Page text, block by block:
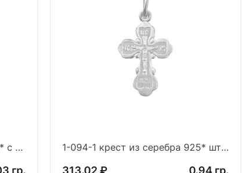
1-093-3 крест из серебра 925* с частичным чернен
гр.
1-094-1 крест из серебра 925* штамп белый
313.02 ₽ 0.94 гр.